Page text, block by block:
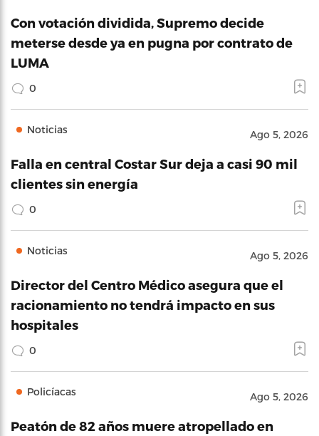
Con votación dividida, Supremo decide
meterse desde ya en pugna por contrato de
LUMA
0
Noticias Ago 5, 2026
Falla en central Costar Sur deja a casi 90 mil
clientes sin energía
0
Noticias Ago 5, 2026
Director del Centro Médico asegura que el
racionamiento no tendrá impacto en sus
hospitales
0
Policíacas Ago 5, 2026
Peatón de 82 años muere atropellado en